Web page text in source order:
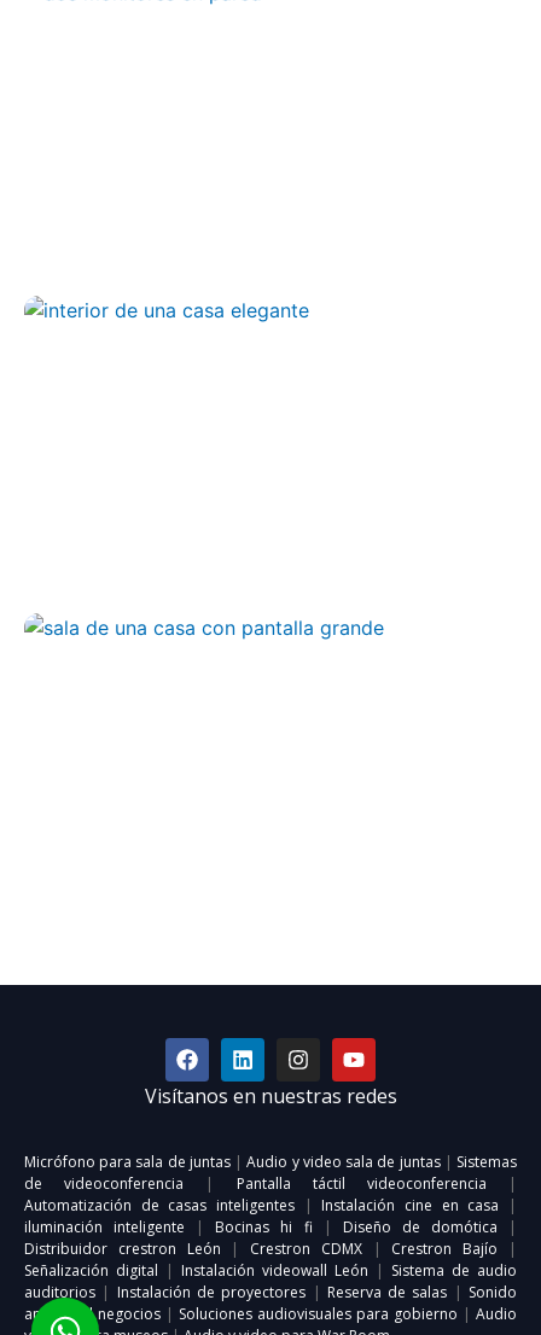
Visítanos en nuestras redes
Micrófono para sala de juntas|Audio y video sala de juntas| Sistemas
de videoconferencia | Pantalla táctil videoconferencia |
Automatización de casas inteligentes | Instalación cine en casa |
iluminación inteligente | Bocinas hi fi | Diseño de domótica |
Distribuidor crestron León | Crestron CDMX| Crestron Bajío |
Señalización digital | Instalación videowall León | Sistema de audio
auditorios | Instalación de proyectores | Reserva de salas | Sonido
ambiental negocios | Soluciones audiovisuales para gobierno | Audio